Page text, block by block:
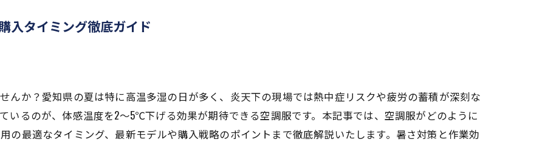
入タイミング徹底ガイド
んか？愛知県の夏は特に高温多湿の日が多く、炎天下の現場では熱中症リスクや疲労の蓄積が深刻な
いるのが、体感温度を2〜5℃下げる効果が期待できる空調服です。本記事では、空調服がどのように
の最適なタイミング、最新モデルや購入戦略のポイントまで徹底解説いたします。暑さ対策と作業効